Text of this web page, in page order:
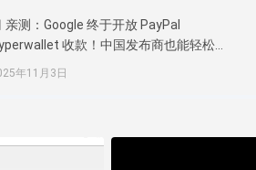
亲测：Google 终于开放 PayPal
收款！中国发布商也能轻松拿
AdSense 钱了
年11月3日